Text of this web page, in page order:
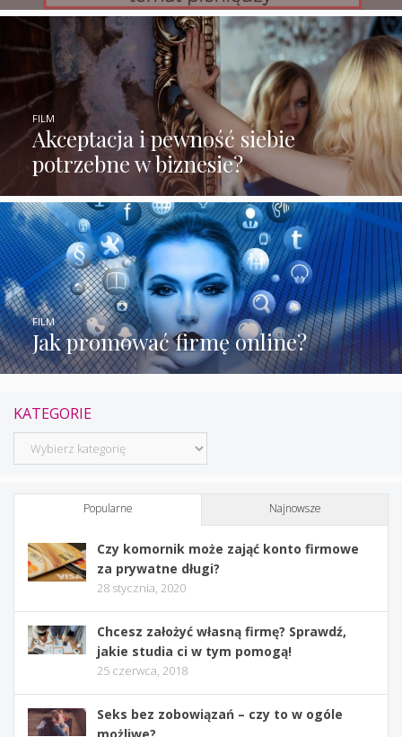
Akceptacja i pewność siebie
potrzebne w biznesie?
FILM
Jak promować firmę online?
FILM
KATEGORIE
Kategorie
Popularne Najnowsze
Czy komornik może zająć konto firmowe
za prywatne długi?
28 stycznia, 2020
Chcesz założyć własną firmę? Sprawdź,
jakie studia ci w tym pomogą!
25 czerwca, 2018
Seks bez zobowiązań – czy to w ogóle